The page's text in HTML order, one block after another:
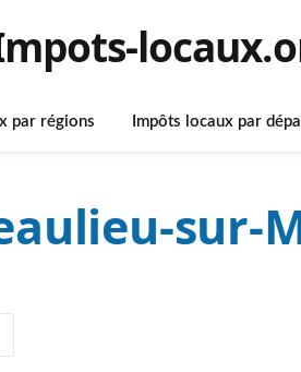
par régions Impôts locaux par
sur-